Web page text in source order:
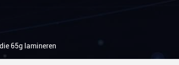
65g lamineren